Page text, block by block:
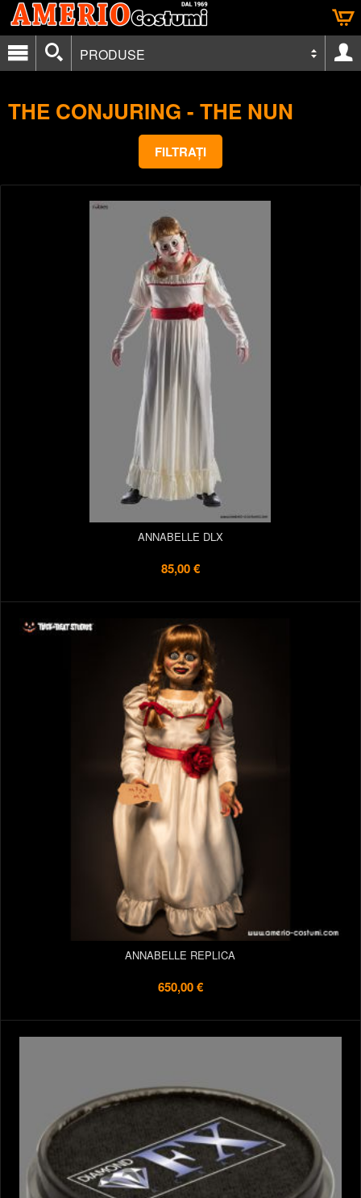
PRODUSE
THE CONJURING - THE NUN
FILTRAȚI
ANNABELLE DLX
85,00 €
ANNABELLE REPLICA
650,00 €